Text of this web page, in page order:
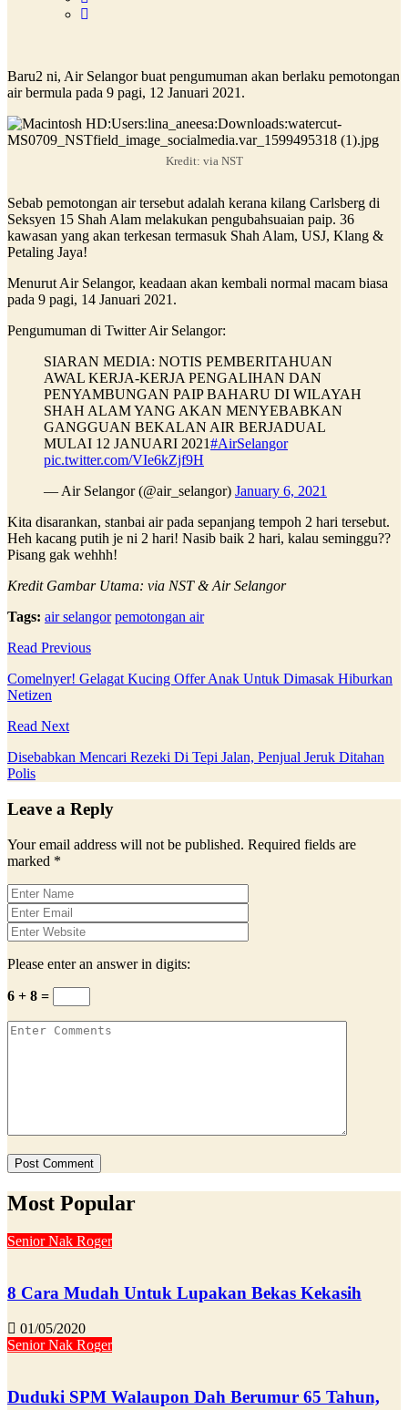
Baru2 ni, Air Selangor buat pengumuman akan berlaku pemotongan
air bermula pada 9 pagi, 12 Januari 2021.
Kredit: via NST
Sebab pemotongan air tersebut adalah kerana kilang Carlsberg di
Seksyen 15 Shah Alam melakukan pengubahsuaian paip. 36
kawasan yang akan terkesan termasuk Shah Alam, USJ, Klang &
Petaling Jaya!
Menurut Air Selangor, keadaan akan kembali normal macam biasa
pada 9 pagi, 14 Januari 2021.
Pengumuman di Twitter Air Selangor:
SIARAN MEDIA: NOTIS PEMBERITAHUAN
AWAL KERJA-KERJA PENGALIHAN DAN
PENYAMBUNGAN PAIP BAHARU DI WILAYAH
SHAH ALAM YANG AKAN MENYEBABKAN
GANGGUAN BEKALAN AIR BERJADUAL
MULAI 12 JANUARI 2021#AirSelangor
pic.twitter.com/VIe6kZjf9H
— Air Selangor (@air_selangor) January 6, 2021
Kita disarankan, stanbai air pada sepanjang tempoh 2 hari tersebut.
Heh kacang putih je ni 2 hari! Nasib baik 2 hari, kalau seminggu??
Pisang gak wehhh!
Kredit Gambar Utama: via NST & Air Selangor
Tags: air selangor pemotongan air
Read Previous
Comelnyer! Gelagat Kucing Offer Anak Untuk Dimasak Hiburkan
Netizen
Read Next
Disebabkan Mencari Rezeki Di Tepi Jalan, Penjual Jeruk Ditahan
Polis
Leave a Reply
Your email address will not be published. Required fields are
marked *
Please enter an answer in digits:
6 + 8 =
Most Popular
Senior Nak Roger
8 Cara Mudah Untuk Lupakan Bekas Kekasih
01/05/2020
Senior Nak Roger
Duduki SPM Walaupon Dah Berumur 65 Tahun,